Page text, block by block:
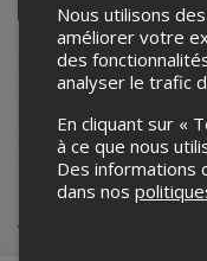
Facebook LinkedinPinterest
Lepointdevente.com
dans le cadre de
événements.
Pour plus d’information
contacter l’organisateur
david@kartelmusik.com.
Achat de billets
Nous utilisons
améliorer votre
des
analyser le trafic
En cliquant sur «
à ce que nous
Des informations
dans nos